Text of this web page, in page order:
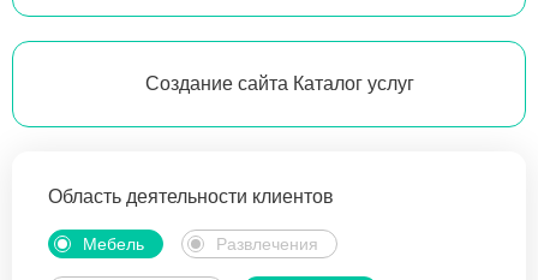
Создание сайта Каталог услуг
Область деятельности клиентов
Мебель Развлечения